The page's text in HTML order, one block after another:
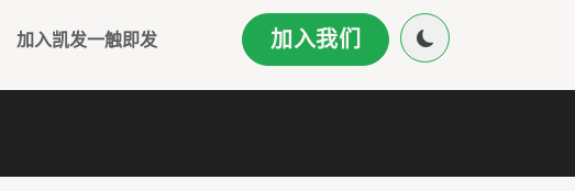
加入凯发一触即发 加入我们